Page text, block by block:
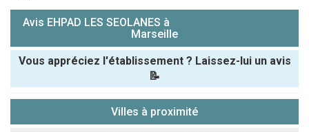
Avis EHPAD LES SEOLANES à
Marseille
Vous appréciez l'établissement ? Laissez-lui un avis
📝
Villes à proximité